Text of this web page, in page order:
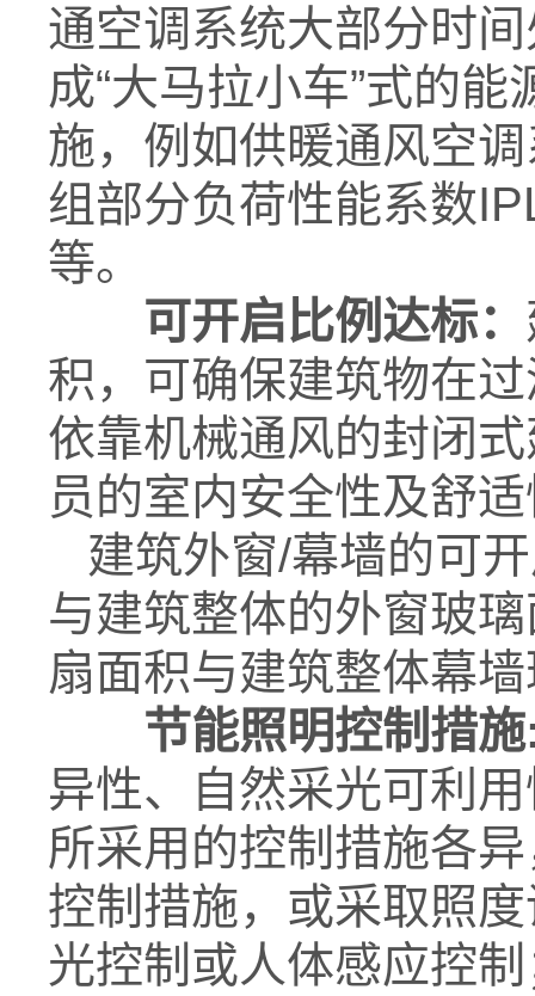
通空调系统大部分时
成“大马拉小车”式的
施，例如供暖通风空
组部分负荷性能系数
等。
可开启比例达标：
积，可确保建筑物在
依靠机械通风的封闭
员的室内安全性及舒
建筑外窗/幕墙的可
与建筑整体的外窗玻
扇面积与建筑整体幕
节能照明控制措施
异性、自然采光可利
所采用的控制措施各
控制措施，或采取照
光控制或人体感应控